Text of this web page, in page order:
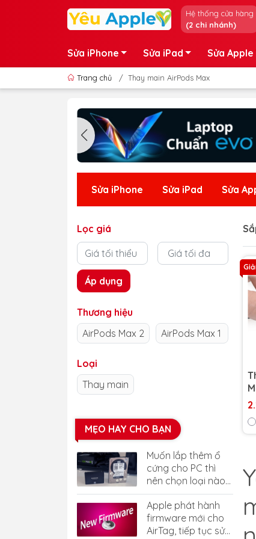
Hệ thống cửa hàng
(2 chi nhánh)
Sửa iPhone Sửa iPad Sửa
Trang chủ / Thay main AirPods Max
Sửa iPhone Sửa iPad Sửa
Lọc giá
Áp dụng
Thương hiệu
AirPods Max 2
AirPods Max 1
Loại
Thay main
MẸO HAY CHO BẠN
Muốn lắp thêm ổ
cứng cho PC thì
nên chọn loại nào
tốt nhất?
Apple phát hành
firmware mới cho
AirTag, tiếp tục sửa